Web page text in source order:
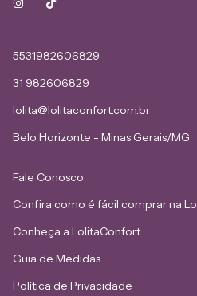
5531982606829
31 982606829
lolita@lolitaconfort.com.br
Belo Horizonte - Minas Gerais/MG
Fale Conosco
Confira como é fácil comprar na
Conheça a LolitaConfort
Guia de Medidas
Política de Privacidade